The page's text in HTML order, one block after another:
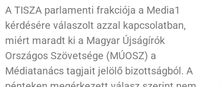
A TISZA parlamenti frakciója a Media1
kérdésére válaszolt azzal kapcsolatban,
miért maradt ki a Magyar Újságírók
Országos Szövetsége (MÚOSZ) a
Médiatanács tagjait jelölő bizottságból. A